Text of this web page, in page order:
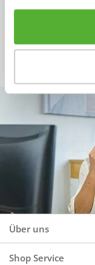
+49 (0)4244
Über uns
Shop Service